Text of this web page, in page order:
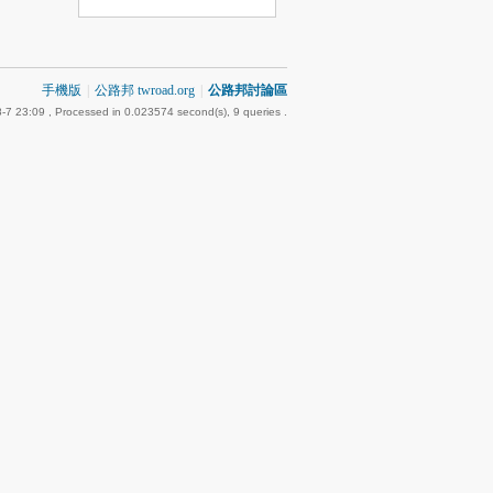
手機版 公路邦 twroad.org 公路邦討論區
7 23:09 , Processed in 0.023574 second(s), 9 queries .